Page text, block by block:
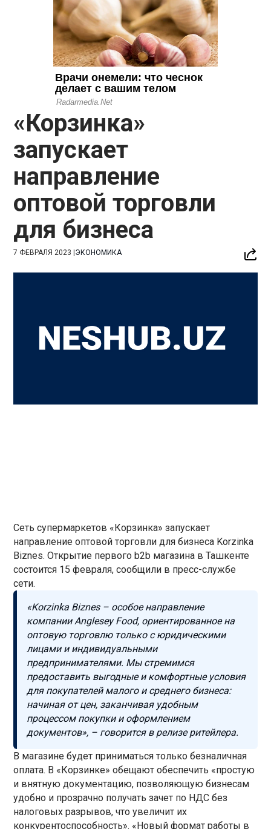
«Корзинка»
запускает
направление
оптовой торговли
для бизнеса
7 ФЕВРАЛЯ 2023 |ЭКОНОМИКА
Сеть супермаркетов «Корзинка» запускает
направление оптовой торговли для бизнеса Korzinka
Biznes. Открытие первого b2b магазина в Ташкенте
состоится 15 февраля, сообщили в пресс-службе
сети.
«Korzinka Biznes – особое направление
компании Anglesey Food, ориентированное на
оптовую торговлю только с юридическими
лицами и индивидуальными
предпринимателями. Мы стремимся
предоставить выгодные и комфортные условия
для покупателей малого и среднего бизнеса:
начиная от цен, заканчивая удобным
процессом покупки и оформлением
документов», – говорится в релизе ритейлера.
В магазине будет приниматься только безналичная
оплата. В «Корзинке» обещают обеспечить «простую
и внятную документацию, позволяющую бизнесам
удобно и прозрачно получать зачет по НДС без
налоговых разрывов, что увеличит их
конкурентоспособность». «Новый формат работы в